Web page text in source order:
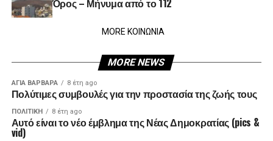
Όρος – Μήνυμα από το 112
MORE ΚΟΙΝΩΝΙΑ
MORE NEWS
ΑΓΙΑ ΒΑΡΒΑΡΑ 8 έτη ago
Πολύτιμες συμβουλές για την προστασία της ζωής τους
ΠΟΛΙΤΙΚΉ 8 έτη ago
Αυτό είναι το νέο έμβλημα της Νέας Δημοκρατίας (pics &
vid)